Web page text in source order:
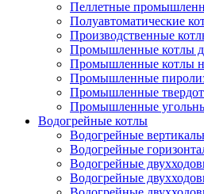
Пеллетные
Полуавтоматические
Производственные
Промышленные котлы
Промышленные котлы
Промышленные
Промышленные
Промышленные
Водогрейные котлы
Водогрейные
Водогрейные
Водогрейные
Водогрейные